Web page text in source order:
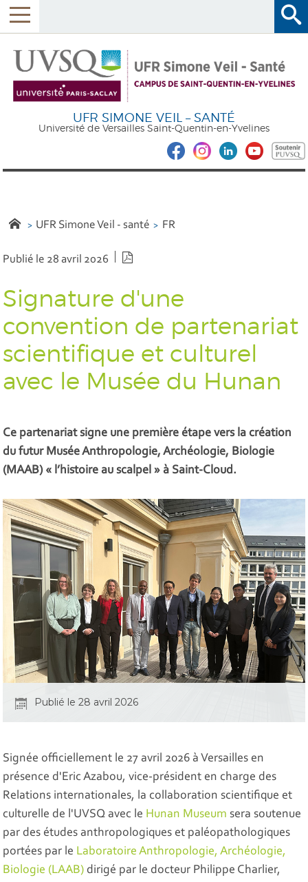
UFR SIMONE VEIL – SANTÉ
Université de Versailles Saint-Quentin-en-Yvelines
UFR Simone Veil - santé FR
Publié le 28 avril 2026
Signature d'une
convention de partenariat
scientifique et culturel
avec le Musée du Hunan
Ce partenariat signe une première étape vers la création
du futur Musée Anthropologie, Archéologie, Biologie
(MAAB) « l’histoire au scalpel » à Saint-Cloud.
Publié le 28 avril 2026
Signée officiellement le 27 avril 2026 à Versailles en
présence d'Eric Azabou, vice-président en charge des
Relations internationales, la collaboration scientifique et
culturelle de l'UVSQ avec le Hunan Museum sera soutenue
par des études anthropologiques et paléopathologiques
portées par le Laboratoire Anthropologie, Archéologie,
Biologie (LAAB) dirigé par le docteur Philippe Charlier,